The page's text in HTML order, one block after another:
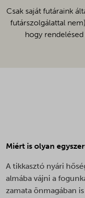
Csak saját futáraink
futárszolgálattal
hogy
Miért is olyan
A tikkasztó nyári
almába vájni a
zamata önmagában